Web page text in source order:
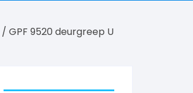
/ GPF 9520 deurgreep U